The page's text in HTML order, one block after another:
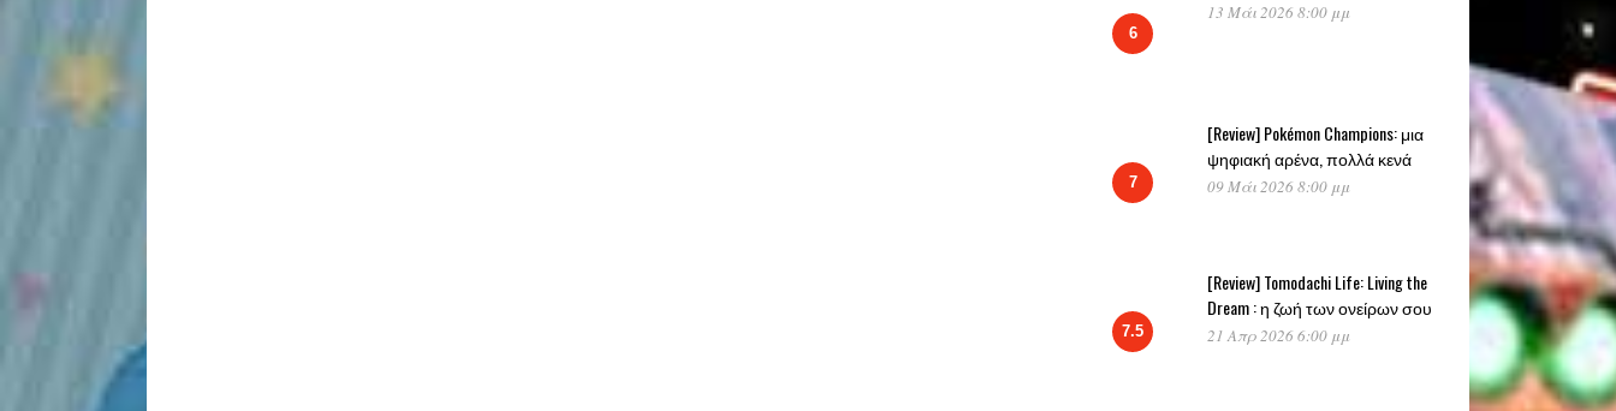
6
13 Μάι 2026 8:00 μμ
7
[Review] Pokémon Champions: μια
ψηφιακή αρένα, πολλά κενά
09 Μάι 2026 8:00 μμ
7.5
[Review] Tomodachi Life: Living the
Dream : η ζωή των ονείρων σου
21 Απρ 2026 6:00 μμ